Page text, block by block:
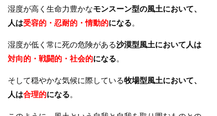
湿度が高く生命力豊かなモンスーン型の風土において、
人は受容的・忍耐的・情動的になる。
湿度が低く常に死の危険がある沙漠型風土において人は
対向的・戦闘的・社会的になる。
そして穏やかな気候に際している牧場型風土において、
人は合理的になる。